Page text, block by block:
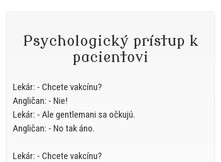
Psychologický prístup k
pacientovi
Lekár: - Chcete vakcínu?
Angličan: - Nie!
Lekár: - Ale gentlemani sa očkujú.
Angličan: - No tak áno.
Lekár: - Chcete vakcínu?